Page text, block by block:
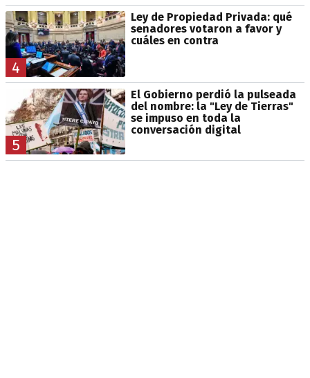
4
Ley de Propiedad Privada: qué
senadores votaron a favor y
cuáles en contra
5
El Gobierno perdió la pulseada
del nombre: la "Ley de Tierras"
se impuso en toda la
conversación digital